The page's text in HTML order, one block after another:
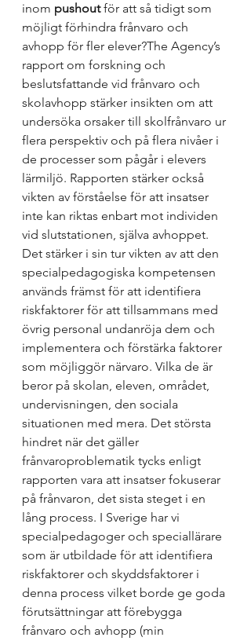
inom pushout för att så tidigt som
möjligt förhindra frånvaro och
avhopp för fler elever?The Agency’s
rapport om forskning och
beslutsfattande vid frånvaro och
skolavhopp stärker insikten om att
undersöka orsaker till skolfrånvaro ur
flera perspektiv och på flera nivåer i
de processer som pågår i elevers
lärmiljö. Rapporten stärker också
vikten av förståelse för att insatser
inte kan riktas enbart mot individen
vid slutstationen, själva avhoppet.
Det stärker i sin tur vikten av att den
specialpedagogiska kompetensen
används främst för att identifiera
riskfaktorer för att tillsammans med
övrig personal undanröja dem och
implementera och förstärka faktorer
som möjliggör närvaro. Vilka de är
beror på skolan, eleven, området,
undervisningen, den sociala
situationen med mera. Det största
hindret när det gäller
frånvaroproblematik tycks enligt
rapporten vara att insatser fokuserar
på frånvaron, det sista steget i en
lång process. I Sverige har vi
specialpedagoger och speciallärare
som är utbildade för att identifiera
riskfaktorer och skyddsfaktorer i
denna process vilket borde ge goda
förutsättningar att förebygga
frånvaro och avhopp (min